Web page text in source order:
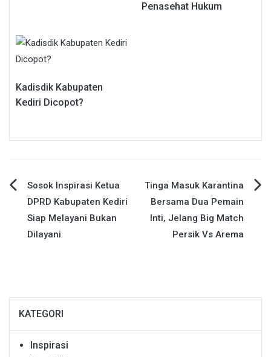
Penasehat Hukum
Kadisdik Kabupaten
Kediri Dicopot?
Navigasi
pos
Sosok Inspirasi Ketua
DPRD Kabupaten Kediri
Siap Melayani Bukan
Dilayani
Tinga Masuk Karantina
Bersama Dua Pemain
Inti, Jelang Big Match
Persik Vs Arema
KATEGORI
Inspirasi